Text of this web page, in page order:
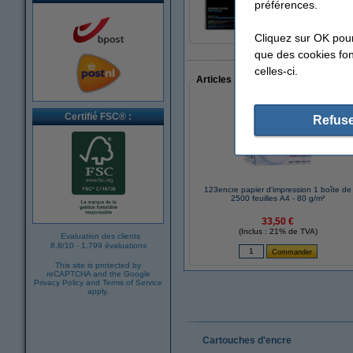
Certifié FSC® :
Evaluation des clients
8.8/10 - 1.799 évaluations
This site is protected by
reCAPTCHA and the Google
Privacy Policy and Terms of Service
apply.
53,50 €
Articles populaires auprès des
123encre papier d'impression 1 boîte de
2500 feuilles A4 - 80 g/m²
33,50 €
(Inclus : 21% de TVA)
Cartouches d'encre
préférences.
Cliquez sur OK
que des cookies
celles-ci.